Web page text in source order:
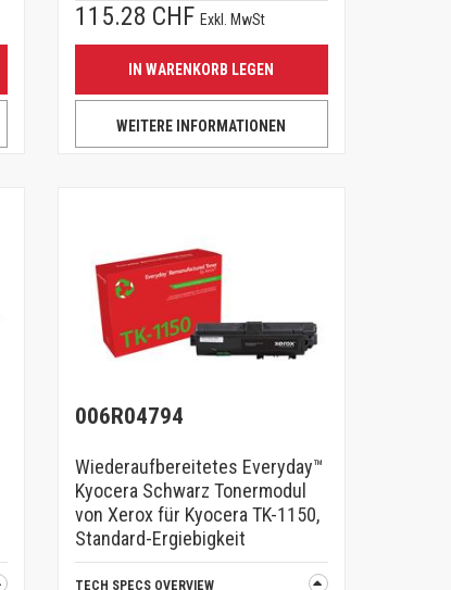
115.28 CHF Exkl. MwSt
IN WARENKORB LEGEN
WEITERE INFORMATIONEN
006R04794
Wiederaufbereitetes Everyday™
Kyocera Schwarz Tonermodul
von Xerox für Kyocera TK-1150,
Standard-Ergiebigkeit
TECH SPECS OVERVIEW